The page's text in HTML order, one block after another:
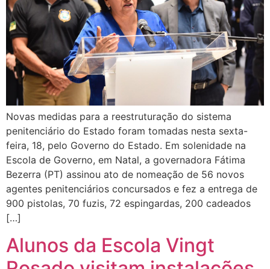
Novas medidas para a reestruturação do sistema
penitenciário do Estado foram tomadas nesta sexta-
feira, 18, pelo Governo do Estado. Em solenidade na
Escola de Governo, em Natal, a governadora Fátima
Bezerra (PT) assinou ato de nomeação de 56 novos
agentes penitenciários concursados e fez a entrega de
900 pistolas, 70 fuzis, 72 espingardas, 200 cadeados
[…]
Alunos da Escola Vingt